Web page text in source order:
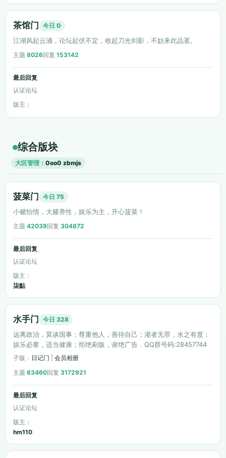
茶馆门 今日 0
江湖风起云涌，论坛起伏不定，收起刀光剑影，不妨来此品茗。
主题 8026回复 153142
最后回复
认证论坛
版主：
综合版块
大区管理： 0oo0 zbmjs
菠菜门 今日 75
小赌怡情，大赌养性，娱乐为主，开心菠菜！
主题 42039回复 304872
最后回复
认证论坛
版主：
柒點
不会水的鱼
雨墨
水手门 今日 328
远离政治，莫谈国事；尊重他人，善待自己；灌者无罪，水之有度；
娱乐必要，适当健康；拒绝刷版，谢绝广告．QQ群号码:28457744
子版： 日记门
会员相册
主题 63460回复 3172921
最后回复
认证论坛
版主：
hm110
猫儿
爱吃肉